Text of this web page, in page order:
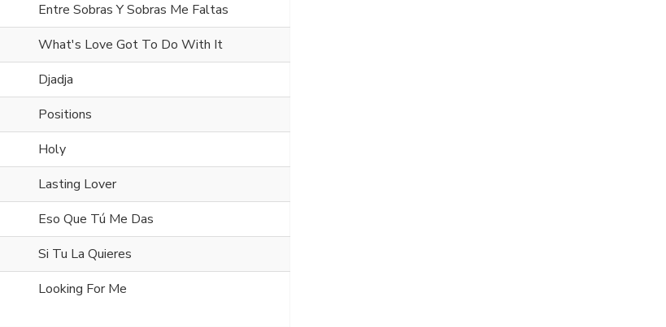
Entre Sobras Y Sobras Me Faltas
What's Love Got To Do With It
Djadja
Positions
Holy
Lasting Lover
Eso Que Tú Me Das
Si Tu La Quieres
Looking For Me